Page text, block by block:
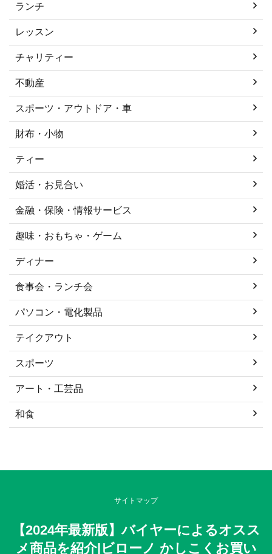
ランチ
レッスン
チャリティー
不動産
スポーツ・アウトドア・車
財布・小物
ティー
婚活・お見合い
金融・保険・情報サービス
趣味・おもちゃ・ゲーム
ディナー
食事会・ランチ会
パソコン・電化製品
テイクアウト
スポーツ
アート・工芸品
和食
サイトマップ
【2024年最新版】バイヤーによるオスス
メ商品を紹介|ビローノ かしこくお買い